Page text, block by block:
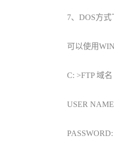
7、DOS方式
可以使用
C: >FTP 域名
USER